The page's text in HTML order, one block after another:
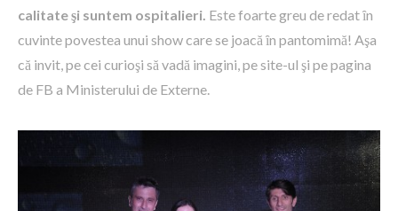
calitate şi suntem ospitalieri. Este foarte greu de redat ȋn
cuvinte povestea unui show care se joacă ȋn pantomimă! Aşa
că invit, pe cei curioşi să vadă imagini, pe site-ul şi pe pagina
de FB a Ministerului de Externe.